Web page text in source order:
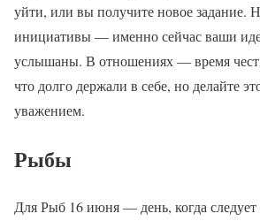
уйти, или вы получите новое задание.
инициативы — именно сейчас ваши
услышаны. В отношениях — время
что долго держали в себе, но делайте
уважением.
Рыбы
Для Рыб 16 июня — день, когда следует